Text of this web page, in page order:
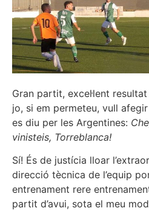
Gran partit, excel·lent
jo, si em permeteu, vull
es diu per les Argentines:
vinisteis, Torreblanca!
Sí! És de justícia lloar
direcció tècnica de l’equip
entrenament rere
partit d’avui, sota el meu